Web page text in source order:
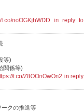
t.co/noOGKjhWDD
in reply to
等)
関係等)
t.co/Z8OOnOwOn2 in reply
クの推進等